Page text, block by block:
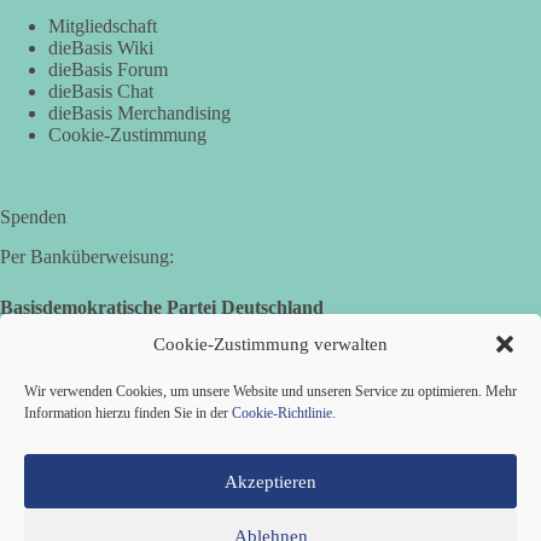
Cookie-Zustimmung verwalten
Wir verwenden Cookies, um unsere Website und unseren Service zu optimieren. Mehr
Information hierzu finden Sie in der Cookie-Richtlinie.
Akzeptieren
Ablehnen
„Plandemie-Logik Reloaded“
Sie sagten immer und immer wieder: „Nur die Impfung rettet
uns!“
Wir sagen heute: Die politischen Ansagen hätten fast mehr
🟩🟩🟦🟦🟥🟥🟧🟧
absurd wird.
🤝 Jetzt Mitglied werden:https://diebasis.de/mitgliedschaft/
#dieBasis #Meme #Plandemie #Corona #Impfung
Mitgliedschaft
dieBasis Wiki
dieBasis Forum
dieBasis Chat
dieBasis Merchandising
Cookie-Zustimmung
Spenden
Per Banküberweisung:
Basisdemokratische Partei Deutschland
IBAN: DE16 6539 0120 0434 1370 06
BIC: GENODES1EBI